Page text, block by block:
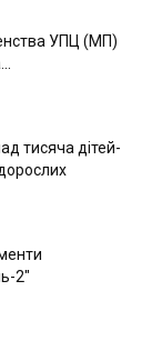
УПЦ (МП)
тисяча дітей-
2"